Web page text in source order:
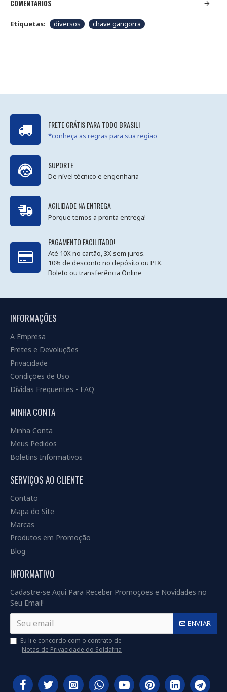
COMENTÁRIOS
Etiquetas: diversos chave gangorra
FRETE GRÁTIS PARA TODO BRASIL!
*conheça as regras para sua região
SUPORTE
De nível técnico e engenharia
AGILIDADE NA ENTREGA
Porque temos a pronta entrega!
PAGAMENTO FACILITADO!
Até 10X no cartão, 3X sem juros.
10% de desconto no depósito ou PIX.
Boleto ou transferência Online
INFORMAÇÕES
A Empresa
Fretes e Devoluções
Privacidade
Condições de Uso
Dívidas Frequentes - FAQ
MINHA CONTA
Minha Conta
Meus Pedidos
Boletins Informativos
SERVIÇOS AO CLIENTE
Contato
Mapa do Site
Marcas
Produtos em Promoção
Blog
INFORMATIVO
Cadastre-se Aqui Para Receber Promoções e Novidades no
Seu Email!
ENVIAR
Eu li e concordo com o contrato de
Notas de Privacidade do Soldafria